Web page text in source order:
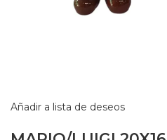
Añadir a lista de deseos